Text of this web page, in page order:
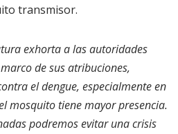
transmisor.
exhorta a las autoridades
de sus atribuciones,
el dengue, especialmente en
mosquito tiene mayor presencia.
podremos evitar una crisis